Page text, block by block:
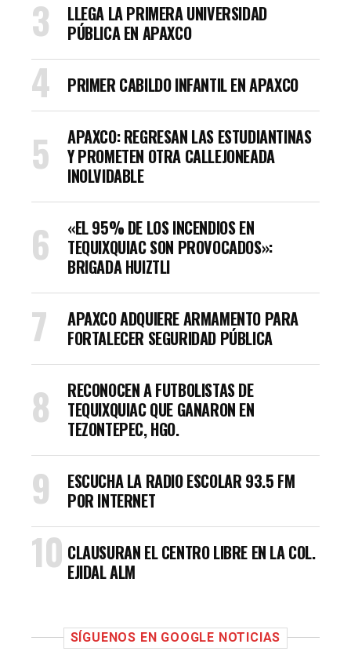
LLEGA LA PRIMERA UNIVERSIDAD
PÚBLICA EN APAXCO
PRIMER CABILDO INFANTIL EN APAXCO
APAXCO: REGRESAN LAS ESTUDIANTINAS
Y PROMETEN OTRA CALLEJONEADA
INOLVIDABLE
«EL 95% DE LOS INCENDIOS EN
TEQUIXQUIAC SON PROVOCADOS»:
BRIGADA HUIZTLI
APAXCO ADQUIERE ARMAMENTO PARA
FORTALECER SEGURIDAD PÚBLICA
RECONOCEN A FUTBOLISTAS DE
TEQUIXQUIAC QUE GANARON EN
TEZONTEPEC, HGO.
ESCUCHA LA RADIO ESCOLAR 93.5 FM
POR INTERNET
CLAUSURAN EL CENTRO LIBRE EN LA COL.
EJIDAL ALM
SÍGUENOS EN GOOGLE NOTICIAS